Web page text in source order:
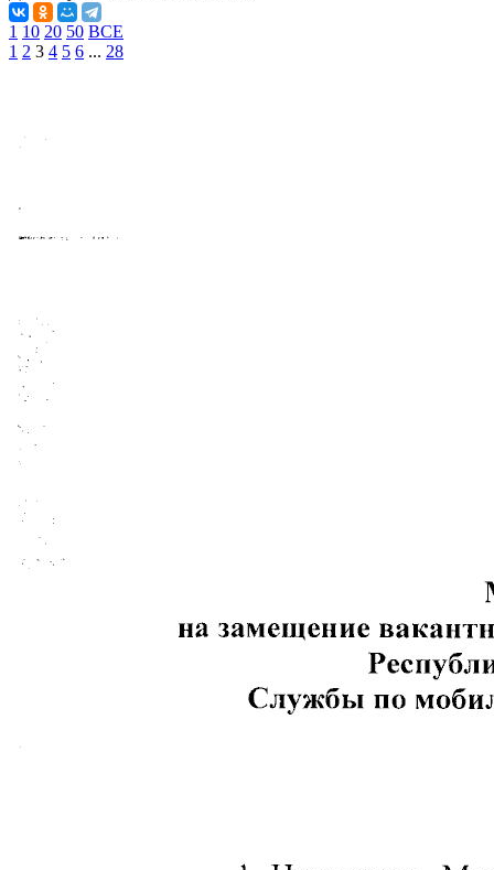
1 10 20 50 ВСЕ
1 2 3 4 5 6 ... 28